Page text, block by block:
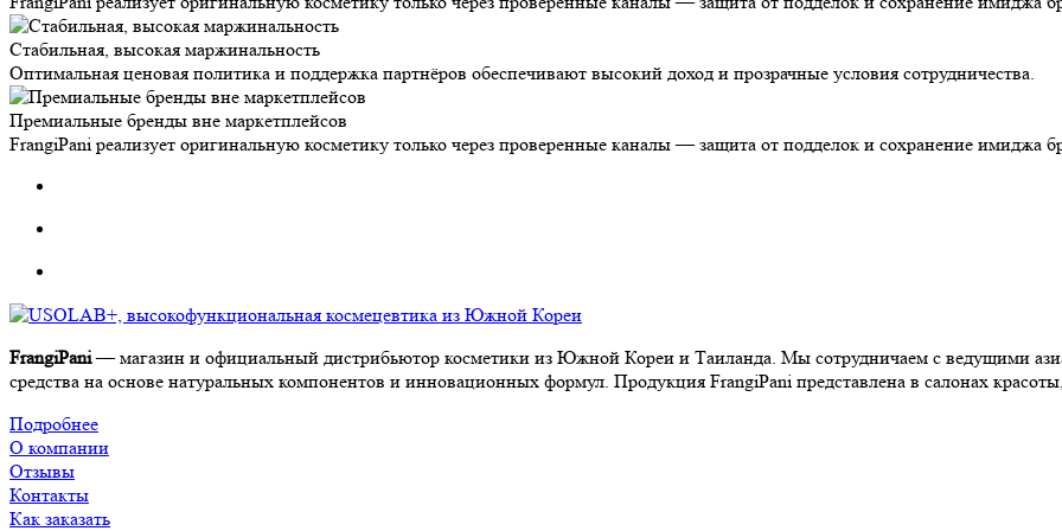
Стабильная, высокая маржинальность
Оптимальная ценовая политика и поддержка партнёров обеспечивают высокий доход и прозрачные условия сотрудничества.
Премиальные бренды вне маркетплейсов
FrangiPani реализует оригинальную косметику только через проверенные каналы — защита от подделок и сохранение имиджа
FrangiPani— магазин и официальный дистрибьютор косметики из Южной Кореи и Таиланда. Мы сотрудничаем с ведущими
средства на основе натуральных компонентов и инновационных формул. Продукция FrangiPani представлена в салонах
Подробнее
О компании
Отзывы
Контакты
Как заказать